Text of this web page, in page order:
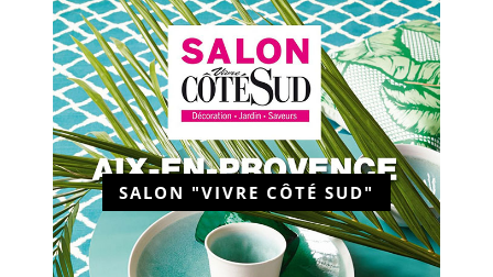
SALON "VIVRE CÔTÉ SUD"